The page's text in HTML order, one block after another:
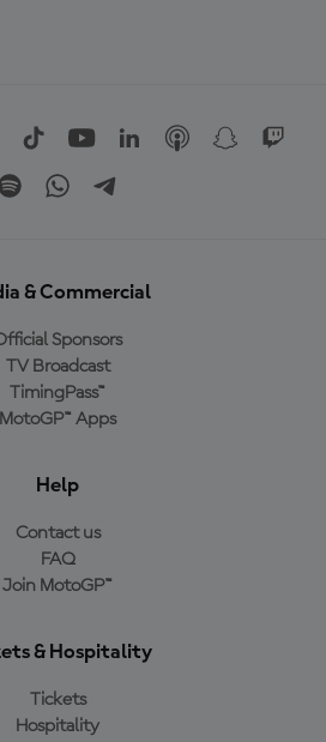
& Commercial
Sponsors
TV Broadcast
TimingPass™
MotoGP™ Apps
Help
Contact us
FAQ
Join MotoGP™
& Hospitality
Tickets
Hospitality